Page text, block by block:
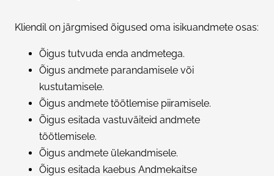
Kliendil on järgmised õigused oma isikuandmete osas:
Õigus tutvuda enda andmetega.
Õigus andmete parandamisele või
kustutamisele.
Õigus andmete töötlemise piiramisele.
Õigus esitada vastuväiteid andmete
töötlemisele.
Õigus andmete ülekandmisele.
Õigus esitada kaebus Andmekaitse